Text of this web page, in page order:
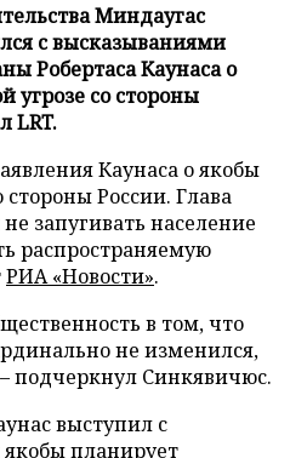
Миндаугас
с высказываниями
Робертаса Каунаса о
угрозе со стороны
LRT.
Каунаса о якобы
России. Глава
запугивать население
распространяемую
РИА «Новости».
в том, что
не изменился,
подчеркнул Синкявичюс.
выступил с
якобы планирует